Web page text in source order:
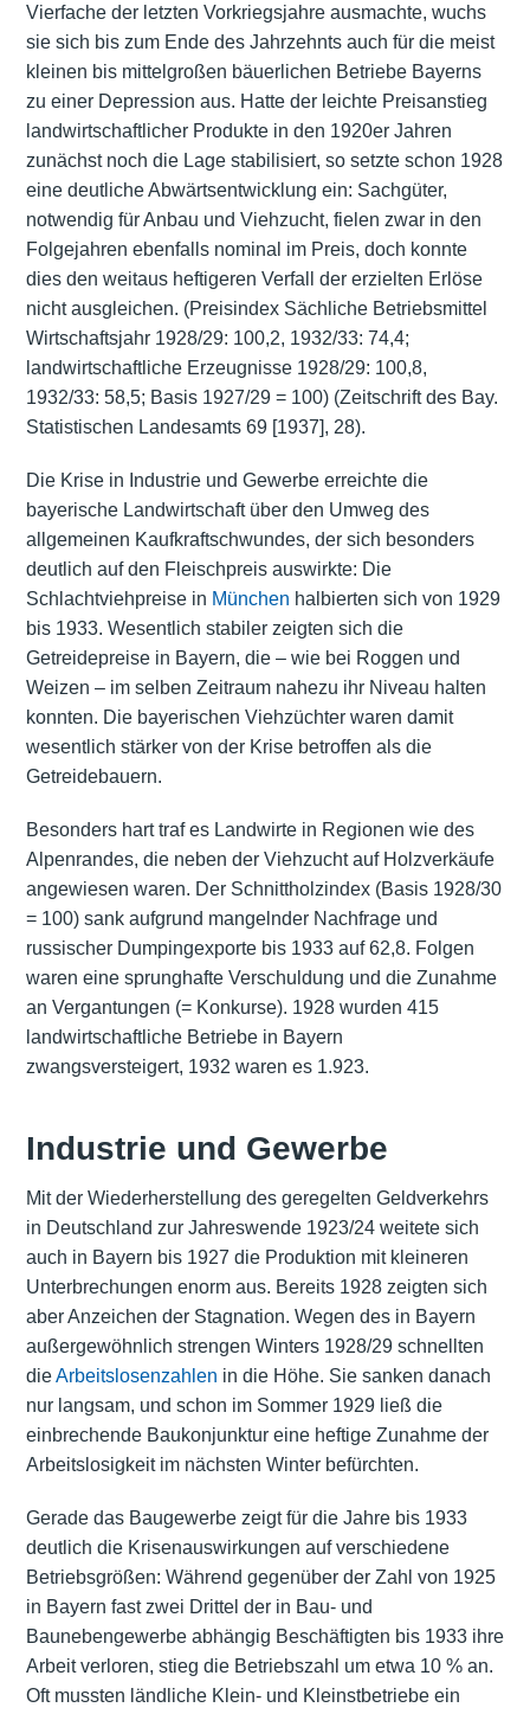
Vierfache der letzten Vorkriegsjahre ausmachte, wuchs
sie sich bis zum Ende des Jahrzehnts auch für die meist
kleinen bis mittelgroßen bäuerlichen Betriebe Bayerns
zu einer Depression aus. Hatte der leichte Preisanstieg
landwirtschaftlicher Produkte in den 1920er Jahren
zunächst noch die Lage stabilisiert, so setzte schon 1928
eine deutliche Abwärtsentwicklung ein: Sachgüter,
notwendig für Anbau und Viehzucht, fielen zwar in den
Folgejahren ebenfalls nominal im Preis, doch konnte
dies den weitaus heftigeren Verfall der erzielten Erlöse
nicht ausgleichen. (Preisindex Sächliche Betriebsmittel
Wirtschaftsjahr 1928/29: 100,2, 1932/33: 74,4;
landwirtschaftliche Erzeugnisse 1928/29: 100,8,
1932/33: 58,5; Basis 1927/29 = 100) (Zeitschrift des Bay.
Statistischen Landesamts 69 [1937], 28).
Die Krise in Industrie und Gewerbe erreichte die
bayerische Landwirtschaft über den Umweg des
allgemeinen Kaufkraftschwundes, der sich besonders
deutlich auf den Fleischpreis auswirkte: Die
Schlachtviehpreise in München halbierten sich von 1929
bis 1933. Wesentlich stabiler zeigten sich die
Getreidepreise in Bayern, die – wie bei Roggen und
Weizen – im selben Zeitraum nahezu ihr Niveau halten
konnten. Die bayerischen Viehzüchter waren damit
wesentlich stärker von der Krise betroffen als die
Getreidebauern.
Besonders hart traf es Landwirte in Regionen wie des
Alpenrandes, die neben der Viehzucht auf Holzverkäufe
angewiesen waren. Der Schnittholzindex (Basis 1928/30
= 100) sank aufgrund mangelnder Nachfrage und
russischer Dumpingexporte bis 1933 auf 62,8. Folgen
waren eine sprunghafte Verschuldung und die Zunahme
an Vergantungen (= Konkurse). 1928 wurden 415
landwirtschaftliche Betriebe in Bayern
zwangsversteigert, 1932 waren es 1.923.
Industrie und Gewerbe
Mit der Wiederherstellung des geregelten Geldverkehrs
in Deutschland zur Jahreswende 1923/24 weitete sich
auch in Bayern bis 1927 die Produktion mit kleineren
Unterbrechungen enorm aus. Bereits 1928 zeigten sich
aber Anzeichen der Stagnation. Wegen des in Bayern
außergewöhnlich strengen Winters 1928/29 schnellten
dieArbeitslosenzahlen in die Höhe. Sie sanken danach
nur langsam, und schon im Sommer 1929 ließ die
einbrechende Baukonjunktur eine heftige Zunahme der
Arbeitslosigkeit im nächsten Winter befürchten.
Gerade das Baugewerbe zeigt für die Jahre bis 1933
deutlich die Krisenauswirkungen auf verschiedene
Betriebsgrößen: Während gegenüber der Zahl von 1925
in Bayern fast zwei Drittel der in Bau- und
Baunebengewerbe abhängig Beschäftigten bis 1933 ihre
Arbeit verloren, stieg die Betriebszahl um etwa 10 % an.
Oft mussten ländliche Klein- und Kleinstbetriebe ein